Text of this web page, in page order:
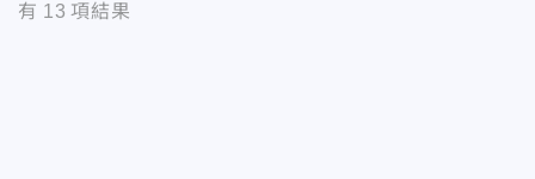
有 13 項結果